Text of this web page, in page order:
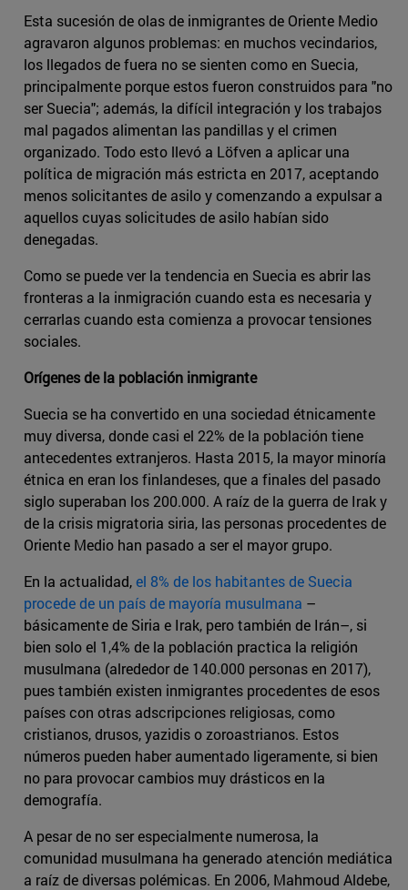
Esta sucesión de olas de inmigrantes de Oriente Medio
agravaron algunos problemas: en muchos vecindarios,
los llegados de fuera no se sienten como en Suecia,
principalmente porque estos fueron construidos para "no
ser Suecia"; además, la difícil integración y los trabajos
mal pagados alimentan las pandillas y el crimen
organizado. Todo esto llevó a Löfven a aplicar una
política de migración más estricta en 2017, aceptando
menos solicitantes de asilo y comenzando a expulsar a
aquellos cuyas solicitudes de asilo habían sido
denegadas.
Como se puede ver la tendencia en Suecia es abrir las
fronteras a la inmigración cuando esta es necesaria y
cerrarlas cuando esta comienza a provocar tensiones
sociales.
Orígenes de la población inmigrante
Suecia se ha convertido en una sociedad étnicamente
muy diversa, donde casi el 22% de la población tiene
antecedentes extranjeros. Hasta 2015, la mayor minoría
étnica en eran los finlandeses, que a finales del pasado
siglo superaban los 200.000. A raíz de la guerra de Irak y
de la crisis migratoria siria, las personas procedentes de
Oriente Medio han pasado a ser el mayor grupo.
En la actualidad,el 8% de los habitantes de Suecia
procede de un país de mayoría musulmana –
básicamente de Siria e Irak, pero también de Irán–, si
bien solo el 1,4% de la población practica la religión
musulmana (alrededor de 140.000 personas en 2017),
pues también existen inmigrantes procedentes de esos
países con otras adscripciones religiosas, como
cristianos, drusos, yazidis o zoroastrianos. Estos
números pueden haber aumentado ligeramente, si bien
no para provocar cambios muy drásticos en la
demografía.
A pesar de no ser especialmente numerosa, la
comunidad musulmana ha generado atención mediática
a raíz de diversas polémicas. En 2006, Mahmoud Aldebe,